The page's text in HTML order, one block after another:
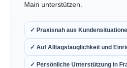
Main unterstützen.
✓ Praxisnah aus
✓ Auf Alltagstauglichkeit und
✓ Persönliche Unterstützung in